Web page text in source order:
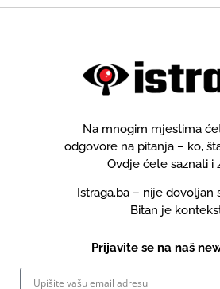
Na mnogim mjestima
odgovore na pitanja – ko,
Ovdje ćete saznati i
Istraga.ba – nije dovoljan
Bitan je
Prijavite se na naš